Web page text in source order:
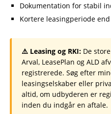
Dokumentation for stabil
Kortere leasingperiode
⚠️ Leasing og RKI: De
Arval, LeasePlan og ALD
registrerede. Søg efter
leasingselskaber eller
altid, om udbyderen er
inden du indgår en aftale.